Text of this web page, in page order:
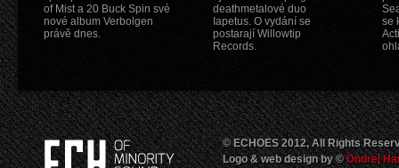
of Mist a 20 Buck Spin své
nové album Verbolgen
právě dnes.
deathmetalové duo
Iapetus. O vydání se
postarají Willowtip
Records.
se
© ECHOES 2012, All Rights
Logo & web design by ©Ondrej